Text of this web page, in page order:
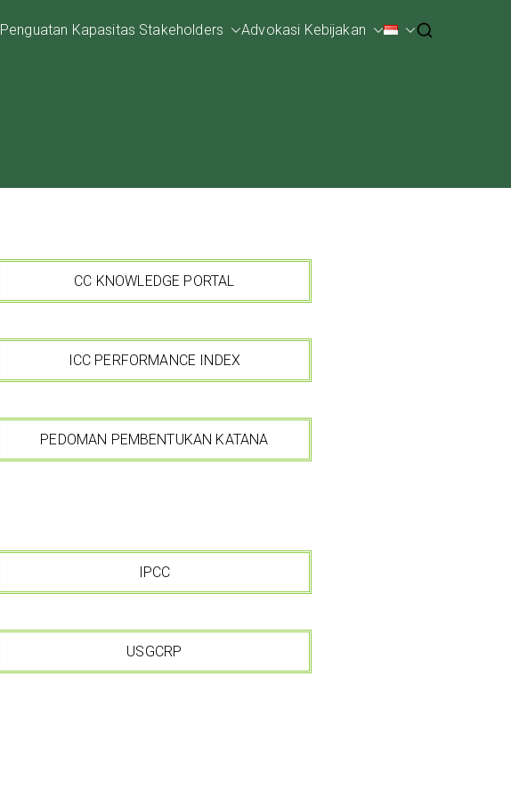
Penguatan Kapasitas Stakeholders Advokasi Kebijakan
CC KNOWLEDGE PORTAL
ICC PERFORMANCE INDEX
PEDOMAN PEMBENTUKAN KATANA
IPCC
USGCRP